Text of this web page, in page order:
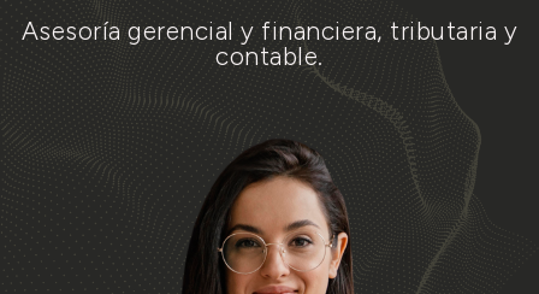
Asesoría gerencial y financiera, tributaria y
contable.